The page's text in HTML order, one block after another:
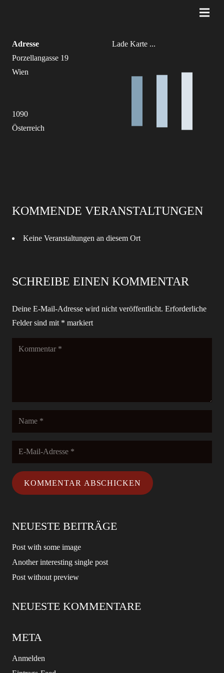
Lade Karte ...
Adresse
Porzellangasse 19
Wien
1090
Österreich
KOMMENDE VERANSTALTUNGEN
Keine Veranstaltungen an diesem Ort
SCHREIBE EINEN KOMMENTAR
Deine E-Mail-Adresse wird nicht veröffentlicht. Erforderliche
Felder sind mit * markiert
KOMMENTAR ABSCHICKEN
NEUESTE BEITRÄGE
Post with some image
Another interesting single post
Post without preview
NEUESTE KOMMENTARE
META
Anmelden